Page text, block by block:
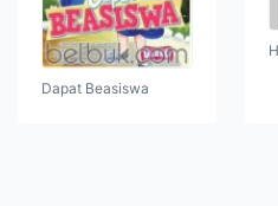
Dapat Beasiswa